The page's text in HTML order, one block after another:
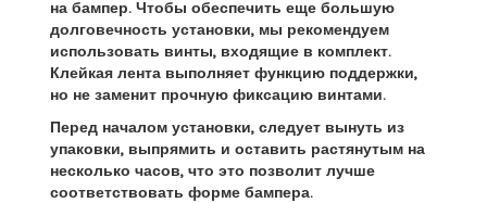
на бампер. Чтобы обеспечить еще большую
долговечность установки, мы рекомендуем
использовать винты, входящие в комплект.
Клейкая лента выполняет функцию поддержки,
но не заменит прочную фиксацию винтами.
Перед началом установки, следует вынуть из
упаковки, выпрямить и оставить растянутым на
несколько часов, что это позволит лучше
соответствовать форме бампера.